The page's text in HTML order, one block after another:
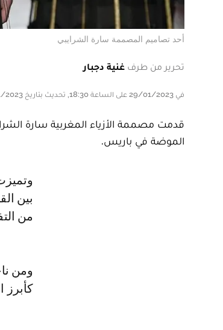
أحد تصاميم المصممة سارة الشرايبي
تحرير من طرف غنية دجبار
في 29/01/2023 على الساعة 18:30, تحديث بتاريخ 29/01/2023 على الساعة 18:30
الموضة في باريس.
وتميزت تشكيلة سارة بتصاميم تدمج بين الطابع العصري والتقليدي، حيث دمجت
بين
من
ومن
كأبرز